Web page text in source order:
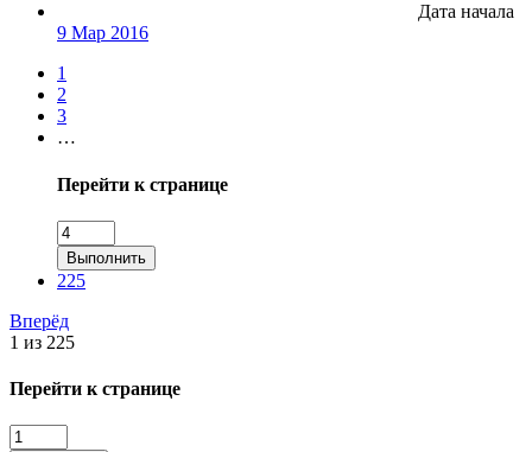
Дата начала
9 Мар 2016
1
2
3
…
Перейти к странице
Выполнить
225
Вперёд
1 из 225
Перейти к странице